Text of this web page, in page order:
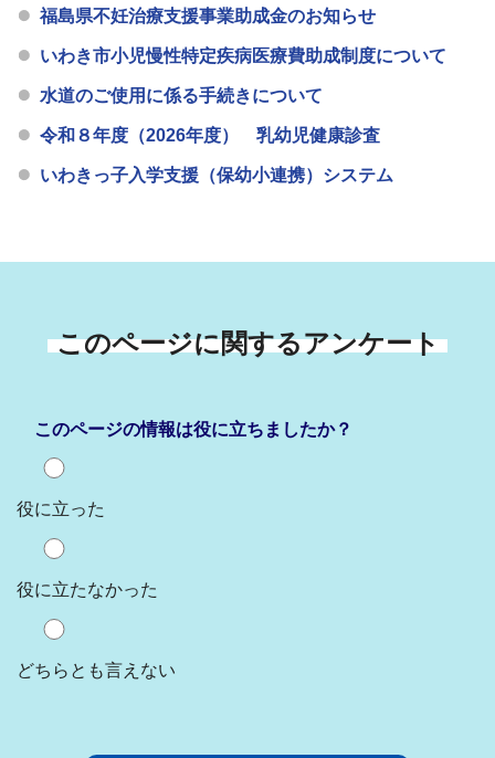
福島県不妊治療支援事業助成金のお知らせ
いわき市小児慢性特定疾病医療費助成制度について
水道のご使用に係る手続きについて
令和８年度（2026年度） 乳幼児健康診査
いわきっ子入学支援（保幼小連携）システム
このページに関するアンケート
このページの情報は役に立ちましたか？
役に立った
役に立たなかった
どちらとも言えない